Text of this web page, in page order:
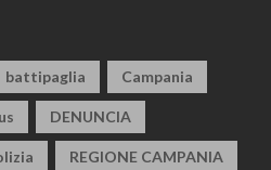
battipaglia Campania
DENUNCIA
REGIONE CAMPANIA